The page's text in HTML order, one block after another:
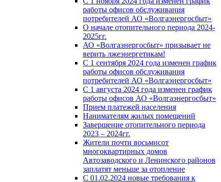
работы офисов обслуживания
потребителей АО «Волгаэнергосбыт»
О начале отопительного периода 2024-
2025гг.
АО «Волгаэнергосбыт» призывает не
верить лжеэнергетикам!
С 1 сентября 2024 года изменен график
работы офисов обслуживания
потребителей АО «Волгаэнергосбыт»
С 1 августа 2024 года изменен график
работы офисов АО «Волгаэнергосбыт»
Прием платежей населения
Нанимателям жилых помещений
Завершение отопительного периода
2023 – 2024гг.
Жители почти восьмисот
многоквартирных домов
Автозаводского и Ленинского районов
заплатят меньше за отопление
С 01.02.2024 новые требования к